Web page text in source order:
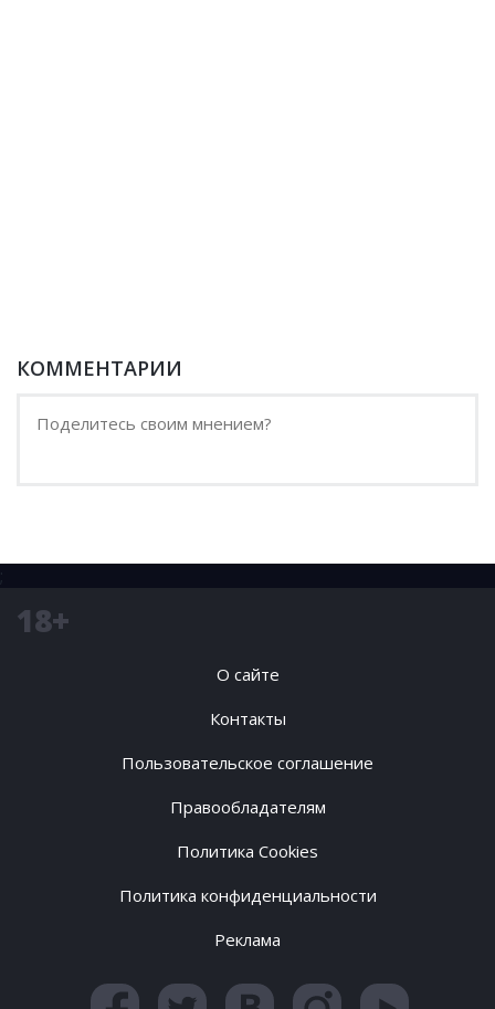
КОММЕНТАРИИ
;
18+
О сайте
Контакты
Пользовательское соглашение
Правообладателям
Политика Cookies
Политика конфиденциальности
Реклама